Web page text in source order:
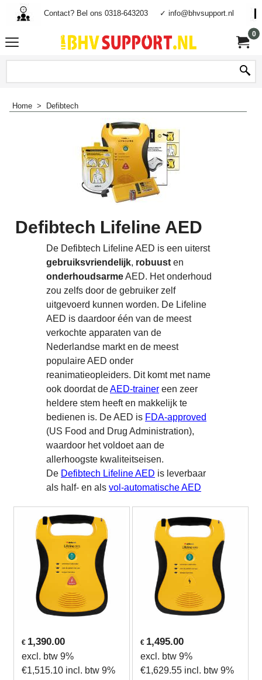
Contact? Bel ons 0318-643203 ✓ info@bhvsupport.nl
0
Home > Defibtech
Defibtech Lifeline AED
De Defibtech Lifeline AED is een uiterst
gebruiksvriendelijk, robuust en
onderhoudsarmeAED. Het onderhoud
zou zelfs door de gebruiker zelf
uitgevoerd kunnen worden. De Lifeline
AED is daardoor één van de meest
verkochte apparaten van de
Nederlandse markt en de meest
populaire AED onder
reanimatieopleiders. Dit komt met name
ook doordat deAED-trainer een zeer
heldere stem heeft en makkelijk te
bedienen is. De AED is FDA-approved
(US Food and Drug Administration),
waardoor het voldoet aan de
allerhoogste kwaliteitseisen.
De Defibtech Lifeline AED is leverbaar
als half- en als vol-automatische AED
€ 1,390.00
excl. btw 9%
€1,515.10 incl. btw 9%
€ 1,495.00
excl. btw 9%
€1,629.55 incl. btw 9%